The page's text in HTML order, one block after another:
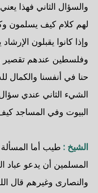
والسؤال الثاني فهذا
لهم كلام كيف يسلمون
وإذا كانوا يقبلون
وفلسطين عندهم تقصير
حنا في أنفسنا والكمال
الشيء الثاني عندي
البيوت وفي المساجد
الشيخ : طيب أما
المسلمين أن يدعو عباد
والنصارى وغيرهم قال